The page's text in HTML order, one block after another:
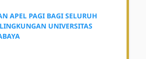
APEL PAGI BAGI SELURUH
UNIVERSITAS